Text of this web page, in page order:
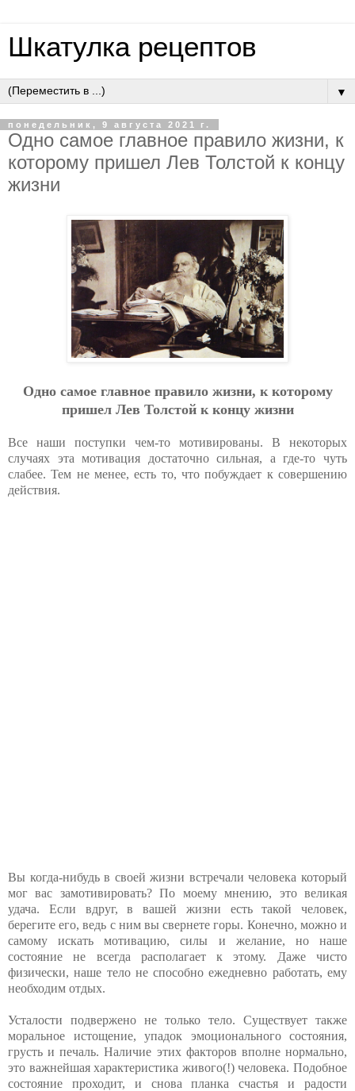
Шкатулка рецептов
▼
понедельник, 9 августа 2021 г.
Одно самое главное правило жизни, к
которому пришел Лев Толстой к концу
жизни
Одно самое главное правило жизни, к которому
пришел Лев Толстой к концу жизни
Все наши поступки чем-то мотивированы. В некоторых
случаях эта мотивация достаточно сильная, а где-то чуть
слабее. Тем не менее, есть то, что побуждает к совершению
действия.
Вы когда-нибудь в своей жизни встречали человека который
мог вас замотивировать? По моему мнению, это великая
удача. Если вдруг, в вашей жизни есть такой человек,
берегите его, ведь с ним вы свернете горы. Конечно, можно и
самому искать мотивацию, силы и желание, но наше
состояние не всегда располагает к этому. Даже чисто
физически, наше тело не способно ежедневно работать, ему
необходим отдых.
Усталости подвержено не только тело. Существует также
моральное истощение, упадок эмоционального состояния,
грусть и печаль. Наличие этих факторов вполне нормально,
это важнейшая характеристика живого(!) человека. Подобное
состояние проходит, и снова планка счастья и радости